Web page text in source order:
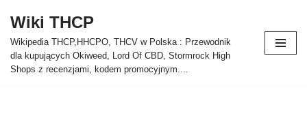
Przejdź
do
treści
Wiki THCP
Wikipedia THCP,HHCPO, THCV w Polska : Przewodnik
dla kupujących Okiweed, Lord Of CBD, Stormrock High
Shops z recenzjami, kodem promocyjnym....